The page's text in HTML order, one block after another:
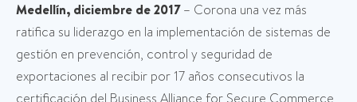
Medellín, diciembre de 2017– Corona una vez más
ratifica su liderazgo en la implementación de sistemas de
gestión en prevención, control y seguridad de
exportaciones al recibir por 17 años consecutivos la